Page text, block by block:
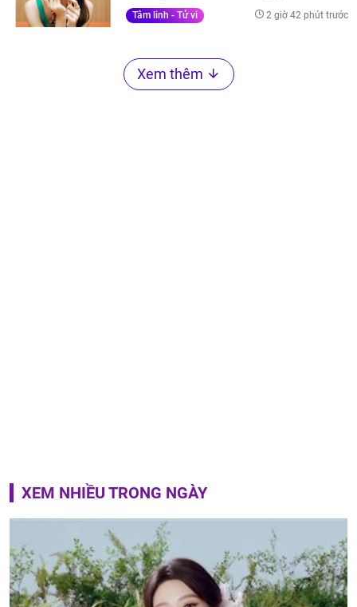
Tâm linh - Tử vi 2 giờ 42 phút trước
Xem thêm
XEM NHIỀU TRONG NGÀY